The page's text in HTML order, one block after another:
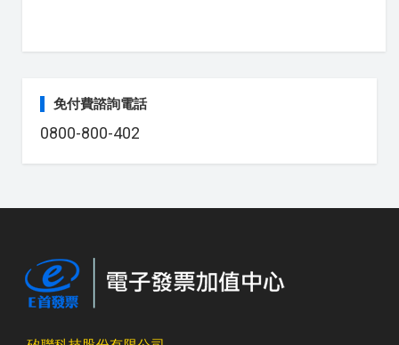
免付費諮詢電話
0800-800-402